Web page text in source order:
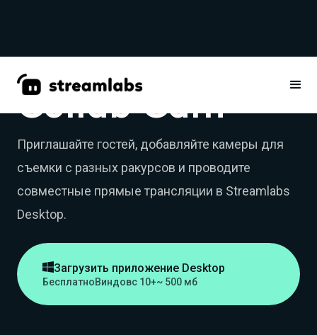
Collab Cam
Приглашайте гостей, добавляйте камеры для
съемки с разных ракурсов и проводите
совместные прямые трансляции в Streamlabs
Desktop.
Загрузить приложение Desktop
БесплатноВиндовс 10+~ 500 мб